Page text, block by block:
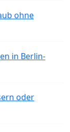
ohne
in Berlin-
oder